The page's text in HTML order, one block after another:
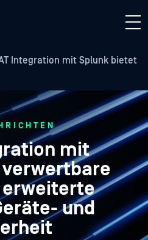
Integration mit Splunk bietet
mit
erweiterte
und